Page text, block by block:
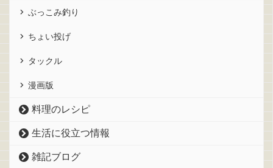
ぶっこみ釣り
ちょい投げ
タックル
漫画版
料理のレシピ
生活に役立つ情報
雑記ブログ